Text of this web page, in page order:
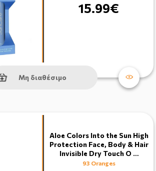
15.99€
Μη διαθέσιμο
Aloe Colors Into the Sun High
Protection Face, Body & Hair
Invisible Dry Touch O …
93 Oranges